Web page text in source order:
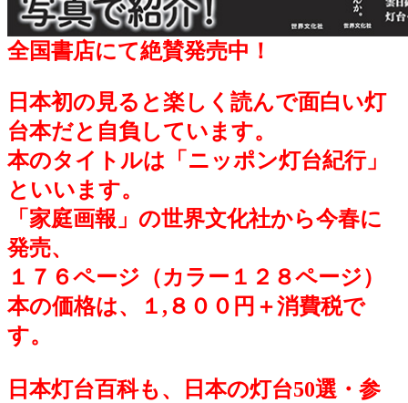
全国書店にて絶賛発売中！
日本初の見ると楽しく読んで面白い灯
台本だと自負しています。
本のタイトルは「ニッポン灯台紀行」
といいます。
「家庭画報」の世界文化社から今春に
発売、
１７６ページ（カラー１２８ページ）
本の価格は、１,８００円＋消費税で
す。
日本灯台百科も、日本の灯台50選・参